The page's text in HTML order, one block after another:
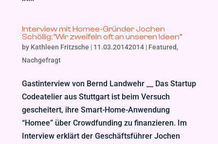
Interview mit Homee-Gründer Jochen
Schöllig: “Wir zweifeln oft an unseren Ideen”
by Kathleen Fritzsche | 11.03.20142014| Featured,
Nachgefragt
Gastinterview von Bernd Landwehr __ Das Startup
Codeatelier aus Stuttgart ist beim Versuch
gescheitert, ihre Smart-Home-Anwendung
“Homee” über Crowdfunding zu finanzieren. Im
Interview erklärt der Geschäftsführer Jochen